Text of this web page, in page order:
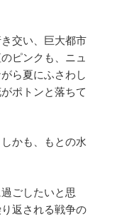
交い、巨大都市
ピンクも、ニュ
ら夏にふさわし
ポトンと落ちて
かも、もとの水
ごしたいと思
返される戦争の